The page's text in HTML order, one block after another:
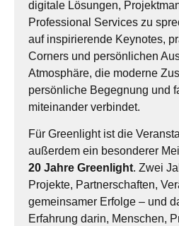
digitale Lösungen,
Professional Services zu
auf inspirierende Keynotes,
Corners und persönlichen
Atmosphäre, die moderne
persönliche Begegnung und
miteinander verbindet.
Für Greenlight ist die
außerdem ein besonderer
20 Jahre Greenlight. Zwei
Projekte, Partnerschaften,
gemeinsamer Erfolge – und
Erfahrung darin, Menschen,